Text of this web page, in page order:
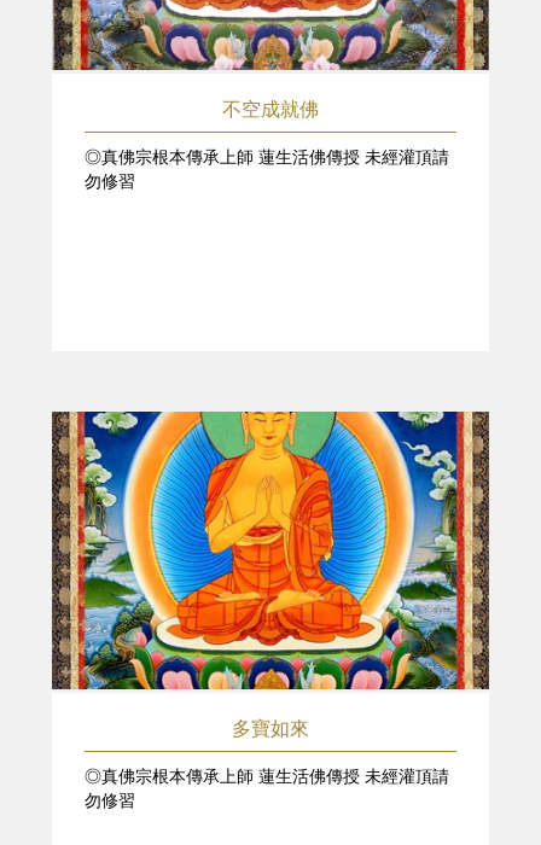
不空成就佛
◎真佛宗根本傳承上師 蓮生活佛傳授 未經灌頂請
勿修習
多寶如來
◎真佛宗根本傳承上師 蓮生活佛傳授 未經灌頂請
勿修習